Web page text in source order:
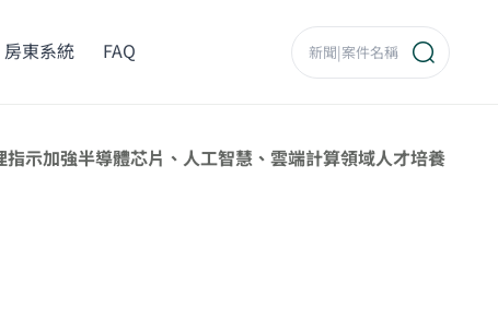
房東系統 FAQ
指示加強半導體芯片、人工智慧、雲端計算領域人才培養